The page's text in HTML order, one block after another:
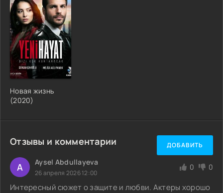
Новая жизнь
(2020)
Отзывы и комментарии ДОБАВИТЬ
A Aysel Abdullayeva
26 апреля 2026 12:00
0 0
Интересный сюжет о защите и любви. Актеры хорошо